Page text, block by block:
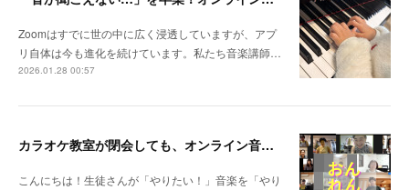
Zoomはすでに世の中に広く浸透していますが、アプ
リ自体は今も進化を続けています。私たち音楽講師…
2026.01.28 00:57
カラオケ教室が閉会しても、オンライン音楽練習会があった。
こんにちは！生徒さんが「やりたい！」音楽を「やり